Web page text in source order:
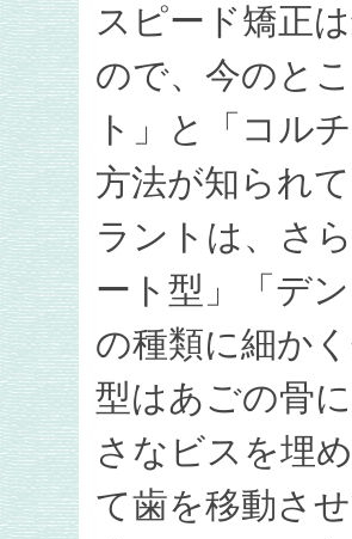
スピード矯正
ので、今のと
ト」と「コル
方法が知られ
ラントは、さ
ート型」「デ
の種類に細か
型はあごの骨
さなビスを埋
て歯を移動さ